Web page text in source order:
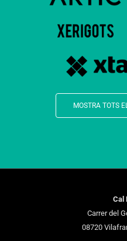
MOSTRA TOTS
Cal
Carrer del
08720